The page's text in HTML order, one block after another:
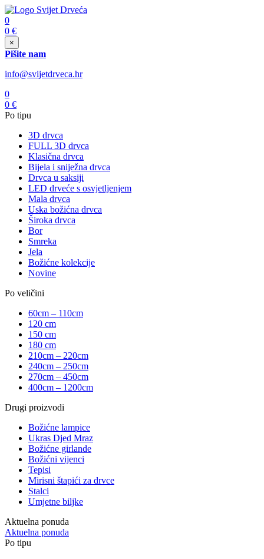
0
0 €
×
Pišite nam
info@svijetdrveca.hr
0
0 €
Po tipu
3D drvca
FULL 3D drvca
Klasična drvca
Bijela i sniježna drvca
Drvca u saksiji
LED drveće s osvjetljenjem
Mala drvca
Uska božićna drvca
Široka drvca
Bor
Smreka
Jela
Božićne kolekcije
Novine
Po veličini
60cm – 110cm
120 cm
150 cm
180 cm
210cm – 220cm
240cm – 250cm
270cm – 450cm
400cm – 1200cm
Drugi proizvodi
Božićne lampice
Ukras Djed Mraz
Božićne girlande
Božićni vijenci
Tepisi
Mirisni štapići za drvce
Stalci
Umjetne biljke
Aktuelna ponuda
Aktuelna ponuda
Po tipu